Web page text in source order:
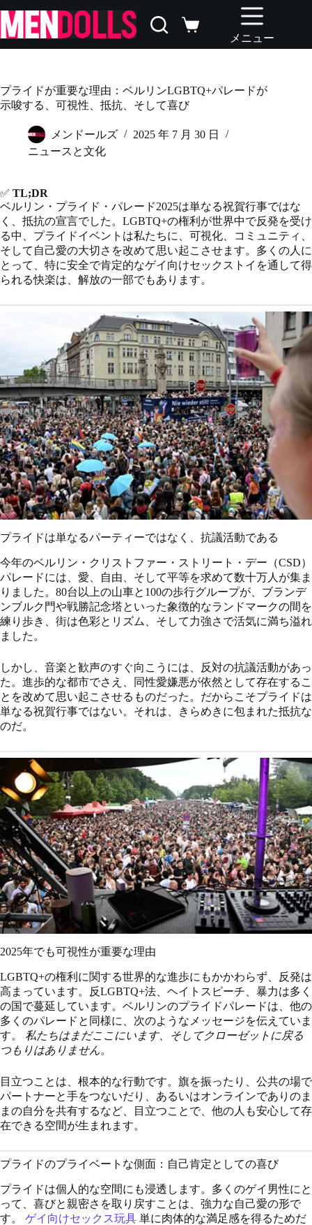
ン
テ
ン
ス
キ
シ
ン
グ
ー
メニュー
プライドが重要な理由：ベルリンLGBTQ+パレードが
示唆する、可視性、抵抗、そして喜び
メンドールズ
2025 年 7 月 30 日
ニュースと文化
✅ TL;DR
ベルリン・プライド・パレード2025は単なる祝賀行事ではな
く、抵抗の宣言でした。LGBTQ+の権利が世界中で反発を受け
る中、プライドイベントは私たちに、可視化、コミュニティ、
そして自己愛の大切さを改めて思い起こさせます。多くの人に
とって、特に安全で肯定的なゲイ向けセックストイを通して得
られる快楽は、解放の一部でもあります。
プライドは単なるパーティーではなく、抗議活動である
今年のベルリン・クリストファー・ストリート・デー（CSD）
パレードには、愛、自由、そして平等を求めて数十万人が集ま
りました。80台以上の山車と100の歩行グループが、ブランデ
ンブルク門や戦勝記念塔といった象徴的なランドマークの間を
練り歩き、街は色彩とリズム、そして力強さで活気に満ち溢れ
ました。
しかし、音楽と歓声のすぐ向こうには、反対の抗議活動があっ
た。進歩的な都市でさえ、同性愛嫌悪が依然として存在するこ
とを改めて思い起こさせるものだった。だからこそプライドは
単なる祝賀行事ではない。それは、きらめきに包まれた抵抗な
のだ。
2025年でも可視性が重要な理由
LGBTQ+の権利に関する世界的な進歩にもかかわらず、反発は
高まっています。反LGBTQ+法、ヘイトスピーチ、暴力は多く
の国で蔓延しています。ベルリンのプライドパレードは、他の
多くのパレードと同様に、次のようなメッセージを伝えていま
す。 私たちはまだここにいます、そしてクローゼットに戻る
つもりはありません。
目立つことは、根本的な行動です。旗を振ったり、公共の場で
パートナーと手をつないだり、あるいはオンラインでありのま
まの自分を共有するなど、目立つことで、他の人も安心して存
在できる空間が生まれます。
プライドのプライベートな側面：自己肯定としての喜び
プライドは個人的な空間にも浸透します。多くのゲイ男性にと
って、喜びと親密さを取り戻すことは、強力な自己愛の形で
す。 ゲイ向けセックス玩具 単に肉体的な満足感を得るためだ